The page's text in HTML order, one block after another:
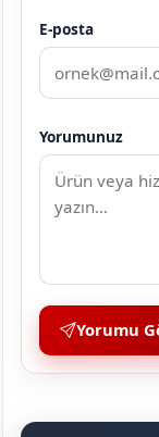
E-posta
Yorumunuz
Yorumu